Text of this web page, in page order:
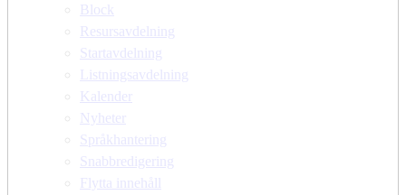
Block
Resursavdelning
Startavdelning
Listningsavdelning
Kalender
Nyheter
Språkhantering
Snabbredigering
Flytta innehåll